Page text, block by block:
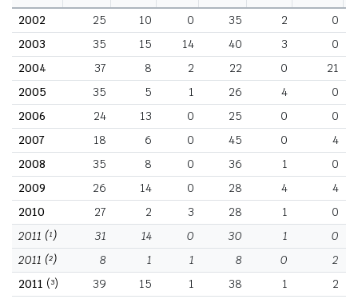
2002
25 10 0 35 2
0
2003
35 15 14 40 3
0
2004
37 8 2 22 0
21
2005
35 5 1 26 4
0
2006
24 13 0 25 0
0
2007
18 6 0 45 0
4
2008
35 8 0 36 1
0
2009
26 14 0 28 4
4
2010
27 2 3 28 1
0
2011 (¹) 31 14 0 30 1
0
2011 (²) 8 1 1 8 0
2
2011 (³) 39 15 1 38 1
2